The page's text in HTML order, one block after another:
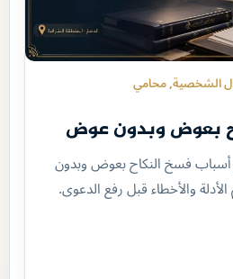
الشخصية, محامي
بعوض وبدون عوض
فسخ النكاح بعوض وبدون
والأخطاء قبل رفع الدعوى.